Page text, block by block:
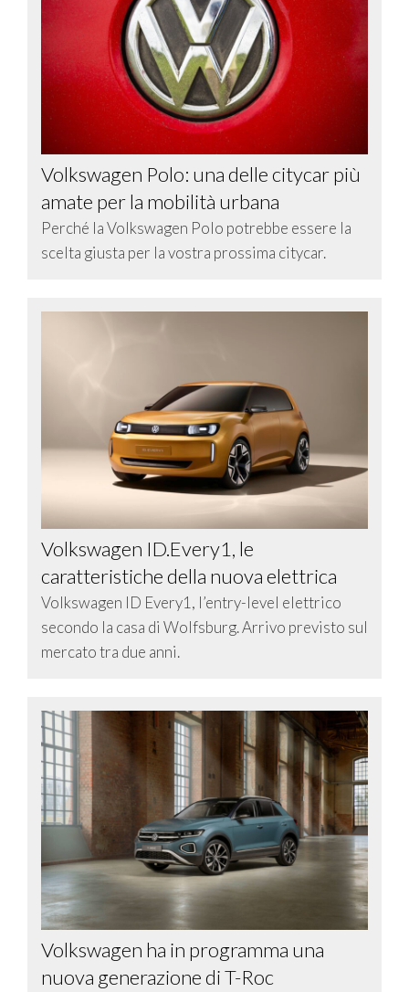
Volkswagen Polo: una delle citycar più
amate per la mobilità urbana
Perché la Volkswagen Polo potrebbe essere la
scelta giusta per la vostra prossima citycar.
Volkswagen ID.Every1, le
caratteristiche della nuova elettrica
Volkswagen ID Every1, l’entry-level elettrico
secondo la casa di Wolfsburg. Arrivo previsto sul
mercato tra due anni.
Volkswagen ha in programma una
nuova generazione di T-Roc